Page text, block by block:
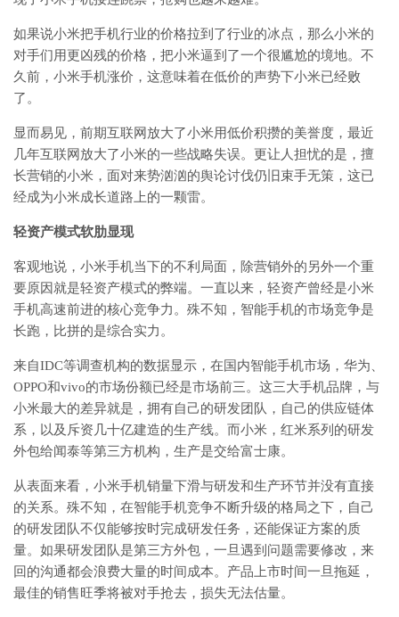
如果说小米把手机行业的价格拉到了行业的冰点，那么小米的
对手们用更凶残的价格，把小米逼到了一个很尴尬的境地。不
久前，小米手机涨价，这意味着在低价的声势下小米已经败
了。
显而易见，前期互联网放大了小米用低价积攒的美誉度，最近
几年互联网放大了小米的一些战略失误。更让人担忧的是，擅
长营销的小米，面对来势汹汹的舆论讨伐仍旧束手无策，这已
经成为小米成长道路上的一颗雷。
轻资产模式软肋显现
客观地说，小米手机当下的不利局面，除营销外的另外一个重
要原因就是轻资产模式的弊端。一直以来，轻资产曾经是小米
手机高速前进的核心竞争力。殊不知，智能手机的市场竞争是
长跑，比拼的是综合实力。
来自IDC等调查机构的数据显示，在国内智能手机市场，华为、
OPPO和vivo的市场份额已经是市场前三。这三大手机品牌，与
小米最大的差异就是，拥有自己的研发团队，自己的供应链体
系，以及斥资几十亿建造的生产线。而小米，红米系列的研发
外包给闻泰等第三方机构，生产是交给富士康。
从表面来看，小米手机销量下滑与研发和生产环节并没有直接
的关系。殊不知，在智能手机竞争不断升级的格局之下，自己
的研发团队不仅能够按时完成研发任务，还能保证方案的质
量。如果研发团队是第三方外包，一旦遇到问题需要修改，来
回的沟通都会浪费大量的时间成本。产品上市时间一旦拖延，
最佳的销售旺季将被对手抢去，损失无法估量。